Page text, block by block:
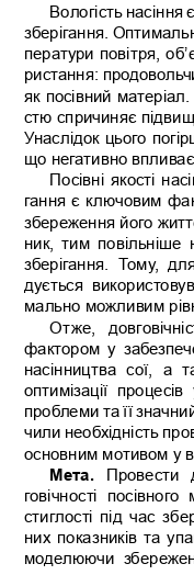
Вологість
зберігання.
ператури повітря,
ристання:
як посівний
стю спричиняє
Унаслідок цього
що негативно впливає
Посівні якості
гання є ключовим
збереження його
ник,  тим  повільніше
зберігання.  Тому,
дується
мально можливим
Отже,
фактором  у
насінництва  сої,  а
оптимізації  процесів
проблеми та її
чили необхідність
основним мотивом у
Мета.
Провести
говічності  посівного
стиглості під час
них показників та
моделюючи